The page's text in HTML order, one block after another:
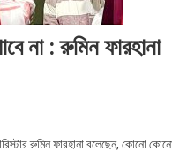
না : রুমিন ফারহানা
রুমিন ফারহানা বলেছেন, কোনো